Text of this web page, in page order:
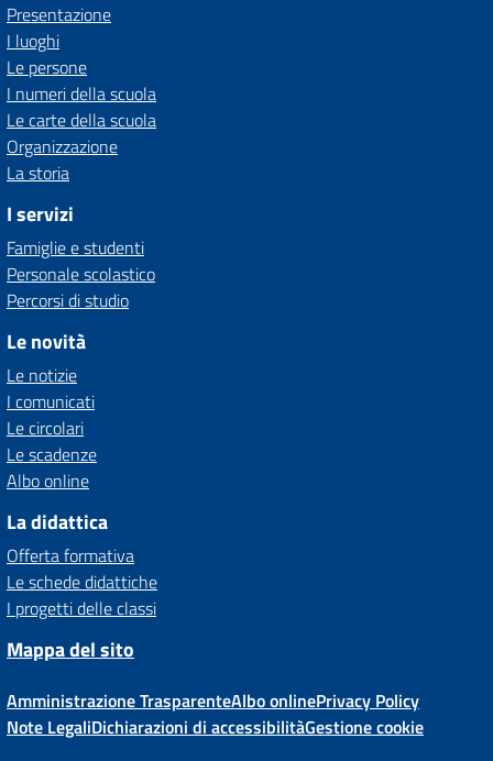
Presentazione
I luoghi
Le persone
I numeri della scuola
Le carte della scuola
Organizzazione
La storia
I servizi
Famiglie e studenti
Personale scolastico
Percorsi di studio
Le novità
Le notizie
I comunicati
Le circolari
Le scadenze
Albo online
La didattica
Offerta formativa
Le schede didattiche
I progetti delle classi
Mappa del sito
Amministrazione TrasparenteAlbo onlinePrivacy Policy
Note LegaliDichiarazioni di accessibilitàGestione cookie